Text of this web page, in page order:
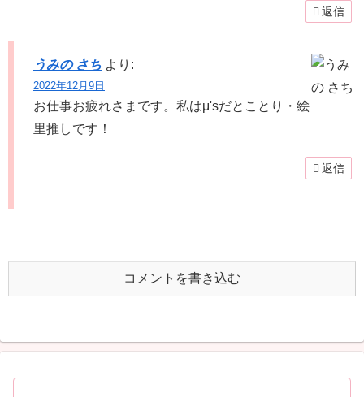
返信
うみの さち より:
2022年12月9日
お仕事お疲れさまです。私はμ'sだとことり・絵
里推しです！
返信
コメントを書き込む